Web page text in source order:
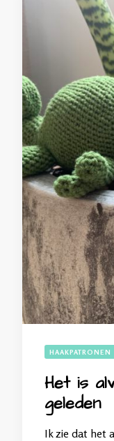
HAAKPATRONEN
Het is
geleden
Ik zie dat het